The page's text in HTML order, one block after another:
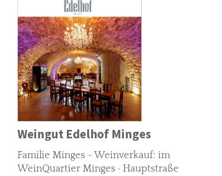
Weingut Edelhof Minges
Familie Minges - Weinverkauf: im
WeinQuartier Minges · Hauptstraße